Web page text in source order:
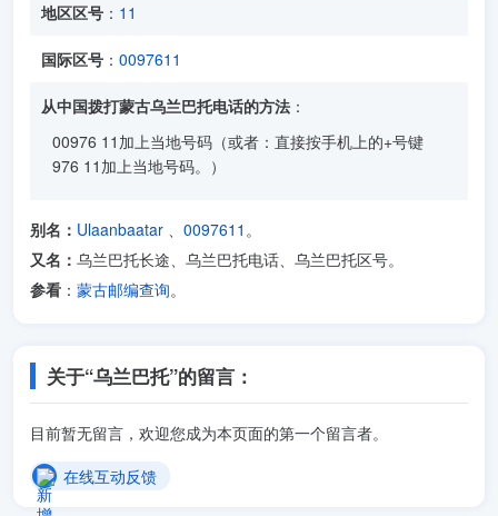
地区区号 ： 11
国际区号 ： 0097611
从中国拨打蒙古乌兰巴托电话的方法 ：
00976 11加上当地号码（或者：直接按手机上的+号键
976 11加上当地号码。）
别名： Ulaanbaatar 、 0097611 。
又名： 乌兰巴托长途、乌兰巴托电话、乌兰巴托区号。
参看 ： 蒙古邮编查询。
关于“乌兰巴托”的留言：
目前暂无留言，欢迎您成为本页面的第一个留言者。
在线互动反馈